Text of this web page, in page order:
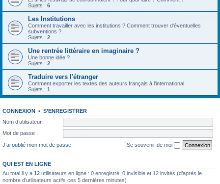
Sujets : 6
Les Institutions
Comment travailler avec les institutions ? Comment trouver d'éventuelles
subventions ?
Sujets : 2
Une rentrée littéraire en imaginaire ?
Une bonne idée ?
Sujets : 2
Traduire vers l'étranger
Comment exporter les textes des auteurs français à l'international
Sujets : 1
CONNEXION • S’ENREGISTRER
Nom d’utilisateur :
Mot de passe :
J’ai oublié mon mot de passe
Se souvenir de moi
QUI EST EN LIGNE
Au total il y a 12 utilisateurs en ligne : 0 enregistré, 0 invisible et 12 invités (d’après le
nombre d’utilisateurs actifs ces 5 dernières minutes)